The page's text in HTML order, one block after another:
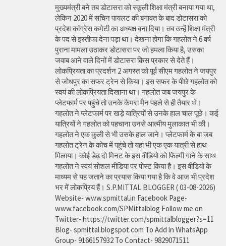
मुख्यमंत्री बने तब डोटासरा को स्कूली शिक्षा मंत्री बनाया गया था,
लेकिन 2020 में सचिन पायलट की बगावत के बाद डोटासरा को
प्रदेश कांग्रेस कमेटी का अध्यक्ष बना दिया। तब उन्हें शिक्षा मंत्री
के पद से इस्तीफा देना पड़ा था। देखना होगा कि गहलोत ने 6 वर्ष
पुराना मामला उठाकर डोटासरा पर जो हमला किया है, उसका
जवाब आने वाले दिनों में डोटासरा किस प्रकार से देते हैं।
लोकप्रियता का प्रदर्शन 2 अगस्त को पूर्व सीएम गहलोत ने जयपुर
से जोधपुर का सफर ट्रेन से किया। इस सफर के पीछे गहलोत को
स्वयं की लोकप्रियता दिखाना था। गहलोत जब जयपुर के
प्लेटफार्म पर पहुंचे तो उनके कैमरा मैन पहले से ही तैयार थे।
गहलोत ने प्लेटफार्म पर खड़े यात्रियों से उनके हाल चाल पूछे। कई
यात्रियों ने गहलोत को पहचाना उनसे आत्मीय मुलाकात भी की।
गहलोत ने एक कुली से भी उसके हाल जाने। प्लेटफार्म के बा जब
गहलोत ट्रेन के कोच में पहुंचे तो यहां भी एक एक यात्री से हाथ
मिलाया। कोई डेढ़ दो मिनट के इस वीडियो को फिल्मी गाने के साथ
गहलोत ने स्वयं सोशल मीडिया पर पोस्ट किया है। इस वीडियो के
माध्यम से यह जताने का प्रयास किया गया है कि वे आज भी प्रदेश
भर में लोकप्रिय हैं। S.P.MITTAL BLOGGER ( 03-08-2026)
Website- www.spmittal.in Facebook Page-
www.facebook.com/SPMittalblog Follow me on
Twitter- https://twitter.com/spmittalblogger?s=11
Blog- spmittal.blogspot.com To Add in WhatsApp
Group- 9166157932 To Contact- 9829071511